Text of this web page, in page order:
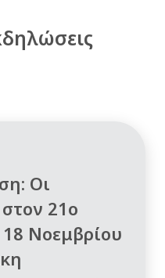
Οι
21ο
Νοεμβρίου